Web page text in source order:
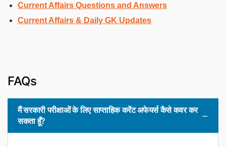
Current Affairs Questions and Answers
Current Affairs & Daily GK Updates
FAQs
मैं सरकारी परीक्षाओं के लिए साप्ताहिक करेंट अफेयर्स कैसे कवर कर
सकता हूँ?